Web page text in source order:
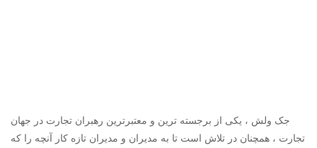
جک ولش ، یکی از برجسته ترین و معتبرترین رهبران تجارت در جهان
تجارت ، همچنان در تلاش است تا به مدیران و مدیران تازه کار آنچه را که